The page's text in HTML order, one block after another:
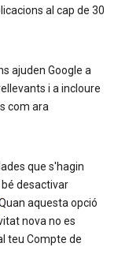
al cap de 30
ajuden Google a
i a incloure
com ara
que s'hagin
desactivar
aquesta opció
nova no es
teu Compte de